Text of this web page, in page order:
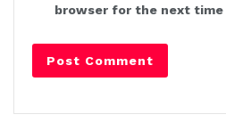
browser for the next time